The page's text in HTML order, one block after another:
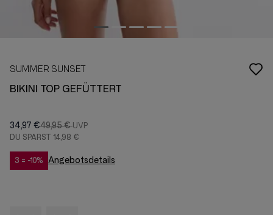
SUMMER SUNSET
BIKINI TOP GEFÜTTERT
34,97 €49,95 €
DU SPARST 14,98 €
3 = -10% Angebotsdetails